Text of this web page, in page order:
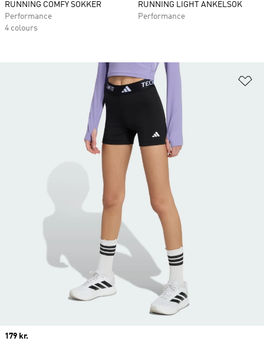
RUNNING COMFY SOKKER
Performance
4 colours
RUNNING LIGHT ANKELSOK
Performance
Price
179 kr.